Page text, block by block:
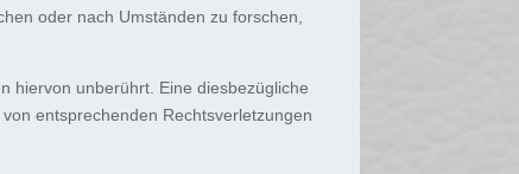
oder nach Umständen zu forschen,
hiervon unberührt. Eine diesbezügliche
entsprechenden Rechtsverletzungen